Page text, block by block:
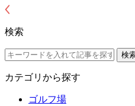
検索
カテゴリから探す
ゴルフ場